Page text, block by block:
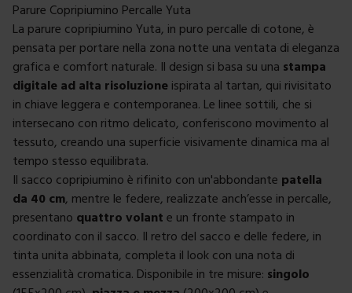
Parure Copripiumino Percalle Yuta
La parure copripiumino Yuta, in puro percalle di cotone, è
pensata per portare nella zona notte una ventata di eleganza
grafica e comfort naturale. Il design si basa su una stampa
digitale ad alta risoluzione ispirata al tartan, qui rivisitato
in chiave leggera e contemporanea. Le linee sottili, che si
intersecano con ritmo delicato, conferiscono movimento al
tessuto, creando una superficie visivamente dinamica ma al
tempo stesso equilibrata.
Il sacco copripiumino è rifinito con un'abbondante patella
da 40 cm, mentre le federe, realizzate anch’esse in percalle,
presentano quattro volant e un fronte stampato in
coordinato con il sacco. Il retro del sacco e delle federe, in
tinta unita abbinata, completa il look con una nota di
essenzialità cromatica. Disponibile in tre misure: singolo